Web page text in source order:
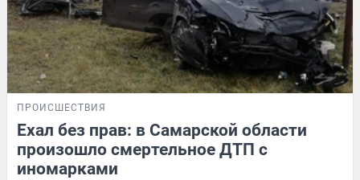
ПРОИСШЕСТВИЯ
Ехал без прав: в Самарской области
произошло смертельное ДТП с
иномарками